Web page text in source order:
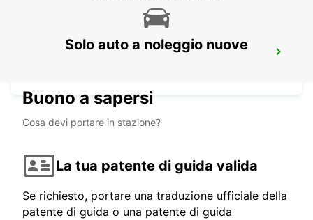
Solo auto a noleggio nuove
Buono a sapersi
Cosa devi portare in stazione?
La tua patente di guida valida
Se richiesto, portare una traduzione ufficiale della
patente di guida o una patente di guida